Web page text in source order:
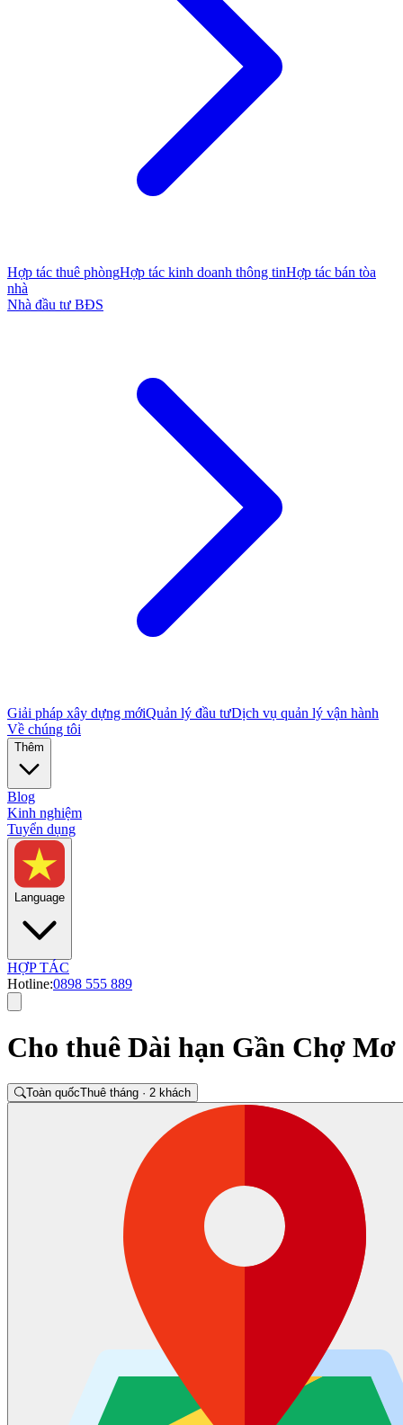
Hợp tác thuê phòngHợp tác kinh doanh thông tinHợp tác bán tòa
nhà
Nhà đầu tư BĐS
Giải pháp xây dựng mớiQuản lý đầu tưDịch vụ quản lý vận hành
Về chúng tôi
Thêm
Blog
Kinh nghiệm
Tuyển dụng
Language
HỢP TÁC
Hotline:0898 555 889
Cho thuê Dài hạn Gần Chợ Mơ
Toàn quốcThuê tháng · 2 khách